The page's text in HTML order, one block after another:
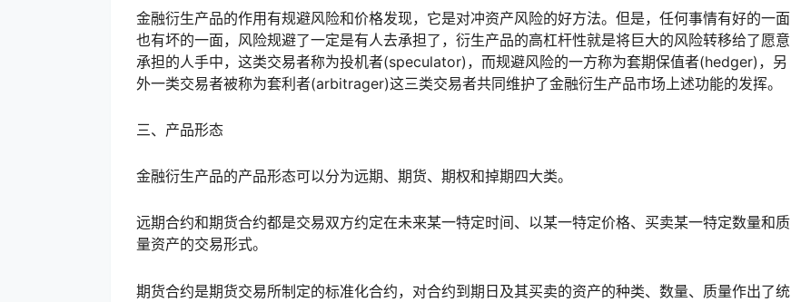
金融衍生产品的作用有规避风险和价格发现，它是对冲资产风险的好方法。但是，任何事情有好的一面
也有坏的一面，风险规避了一定是有人去承担了，衍生产品的高杠杆性就是将巨大的风险转移给了愿意
承担的人手中，这类交易者称为投机者(speculator)，而规避风险的一方称为套期保值者(hedger)，另
外一类交易者被称为套利者(arbitrager)这三类交易者共同维护了金融衍生产品市场上述功能的发挥。
三、产品形态
金融衍生产品的产品形态可以分为远期、期货、期权和掉期四大类。
远期合约和期货合约都是交易双方约定在未来某一特定时间、以某一特定价格、买卖某一特定数量和质
量资产的交易形式。
期货合约是期货交易所制定的标准化合约，对合约到期日及其买卖的资产的种类、数量、质量作出了统